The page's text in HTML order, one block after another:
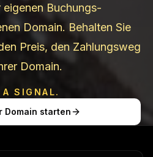
eigenen Buchungs-
Domain. Behalten Sie
Preis, den Zahlungsweg
Domain.
SIGNAL.
Domain starten